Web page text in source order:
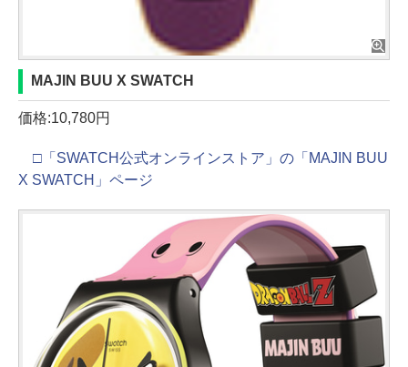
MAJIN BUU X SWATCH
価格:10,780円
□「SWATCH公式オンラインストア」の「MAJIN BUU
X SWATCH」ページ